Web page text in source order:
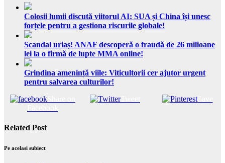
Colosii lumii discută viitorul AI: SUA și China își unesc
forțele pentru a gestiona riscurile globale!
Scandal uriaș! ANAF descoperă o fraudă de 26 milioane
lei la o firmă de lupte MMA online!
Grindina amenință viile: Viticultorii cer ajutor urgent
pentru salvarea culturilor!
Tweet Save
Related Post
Pe acelasi subiect